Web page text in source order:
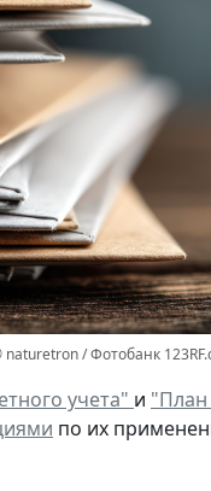
/ Фотобанк
учета" и "План
по их